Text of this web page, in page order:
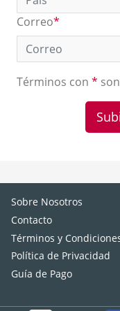
Correo*
Términos con *
Sobre Nosotros
Contacto
Términos y
Política de Privacidad
Guía de Pago